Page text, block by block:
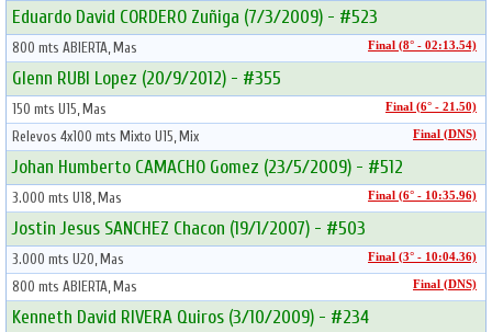
Eduardo David CORDERO Zuñiga (7/3/2009) - #523
800 mts ABIERTA, Mas Final (8° - 02:13.54)
Glenn RUBI Lopez (20/9/2012) - #355
150 mts U15, Mas Final (6° - 21.50)
Relevos 4x100 mts Mixto U15, Mix Final (DNS)
Johan Humberto CAMACHO Gomez (23/5/2009) - #512
3.000 mts U18, Mas Final (6° - 10:35.96)
Jostin Jesus SANCHEZ Chacon (19/1/2007) - #503
3.000 mts U20, Mas Final (3° - 10:04.36)
800 mts ABIERTA, Mas Final (DNS)
Kenneth David RIVERA Quiros (3/10/2009) - #234